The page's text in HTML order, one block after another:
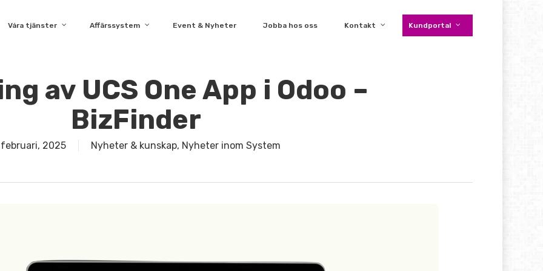
Våra tjänster Affärssystem Event & Nyheter Jobba hos oss Kontakt Kundportal
av UCS One App i Odoo –
BizFinder
2025 Nyheter & kunskap, Nyheter inom System